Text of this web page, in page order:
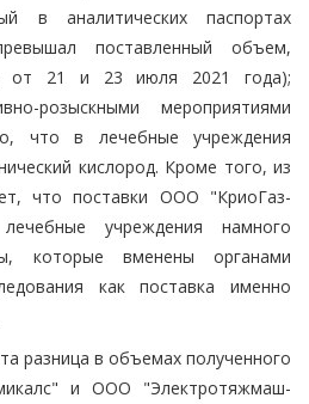
в аналитических паспортах
поставленный объем,
от 21 и 23 июля 2021 года);
розыскными мероприятиями
что в лечебные учреждения
кислород. Кроме того, из
что поставки ООО "КриоГаз-
учреждения намного
которые вменены органами
как поставка именно
разница в объемах полученного
и ООО "Электротяжмаш-